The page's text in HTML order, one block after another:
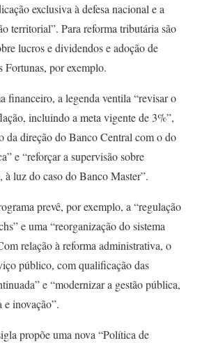
exclusiva à defesa nacional e a
territorial”. Para reforma tributária são
lucros e dividendos e adoção de
Fortunas, por exemplo.
financeiro, a legenda ventila “revisar o
incluindo a meta vigente de 3%”,
da direção do Banco Central com o do
e “reforçar a supervisão sobre
à luz do caso do Banco Master”.
prevê, por exemplo, a “regulação
e uma “reorganização do sistema
relação à reforma administrativa, o
público, com qualificação das
e “modernizar a gestão pública,
inovação”.
propõe uma nova “Política de